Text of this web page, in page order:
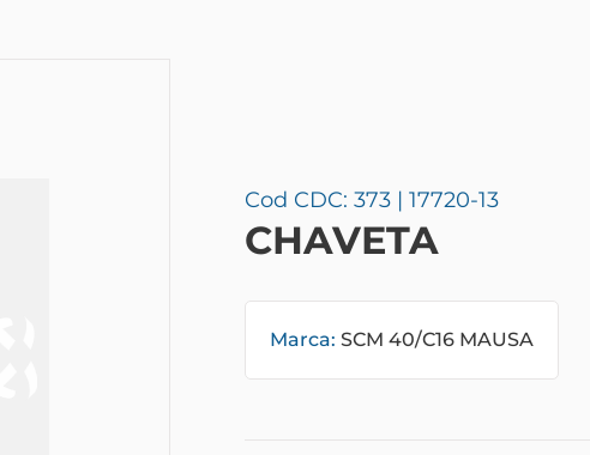
Cod CDC: 373 | 17720-13
CHAVETA
Marca: SCM 40/C16 MAUSA